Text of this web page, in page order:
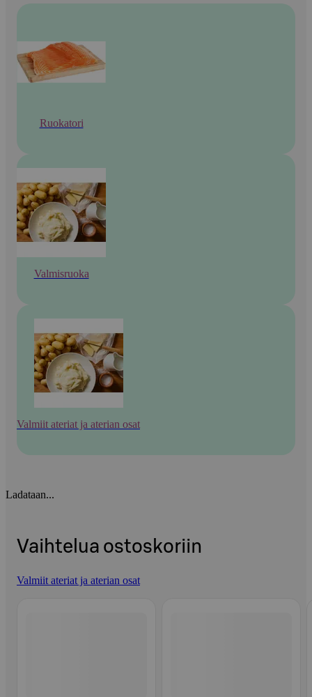
Ruokatori
Valmisruoka
Valmiit ateriat ja aterian osat
Ladataan...
Vaihtelua ostoskoriin
Valmiit ateriat ja aterian osat